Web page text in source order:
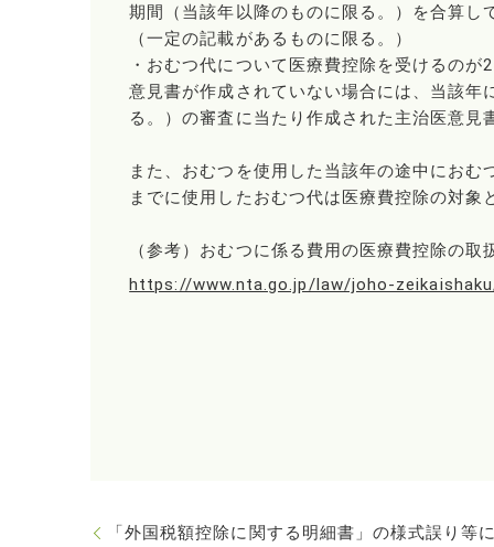
期間（当該年以降のものに限る。）を合算
（一定の記載があるものに限る。）
・おむつ代について医療費控除を受けるの
意見書が作成されていない場合には、当該
る。）の審査に当たり作成された主治医意見
また、おむつを使用した当該年の途中にお
までに使用したおむつ代は医療費控除の対象
（参考）おむつに係る費用の医療費控除の取
https://www.nta.go.jp/law/joho-
「外国税額控除に関する明細書」の様式誤り等